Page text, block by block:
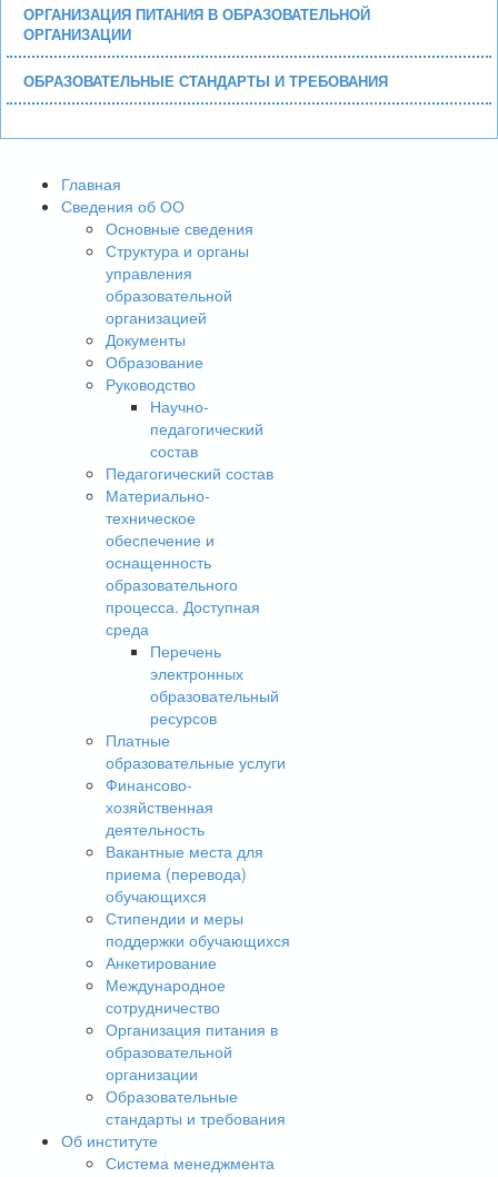
ОРГАНИЗАЦИЯ ПИТАНИЯ В ОБРАЗОВАТЕЛЬНОЙ
ОРГАНИЗАЦИИ
ОБРАЗОВАТЕЛЬНЫЕ СТАНДАРТЫ И ТРЕБОВАНИЯ
Главная
Сведения об ОО
Основные сведения
Структура и органы
управления
образовательной
организацией
Документы
Образование
Руководство
Научно-
педагогический
состав
Педагогический состав
Материально-
техническое
обеспечение и
оснащенность
образовательного
процесса. Доступная
среда
Перечень
электронных
образовательный
ресурсов
Платные
образовательные услуги
Финансово-
хозяйственная
деятельность
Вакантные места для
приема (перевода)
обучающихся
Стипендии и меры
поддержки обучающихся
Анкетирование
Международное
сотрудничество
Организация питания в
образовательной
организации
Образовательные
стандарты и требования
Об институте
Система менеджмента